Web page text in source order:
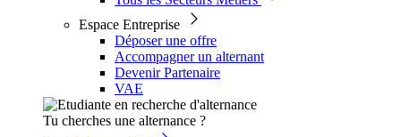
Espace Entreprise
Déposer une offre
Accompagner un alternant
Devenir Partenaire
VAE
Tu cherches une alternance ?